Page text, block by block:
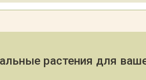
растения для